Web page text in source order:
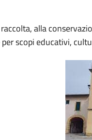
alla
scopi educativi,